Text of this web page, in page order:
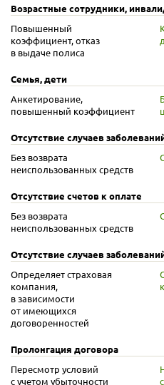
Возрастные сотрудники,
Повышенный
коэффициент, отказ
в выдаче полиса
Семья, дети
Анкетирование,
повышенный коэффициент
Отсутствие случаев
Без возврата
неиспользованных средств
Отсутствие счетов к оплате
Без возврата
неиспользованных средств
Отсутствие случаев
Определяет страховая
компания,
в зависимости
от имеющихся
договоренностей
Пролонгация договора
Пересмотр условий
с учетом убыточности